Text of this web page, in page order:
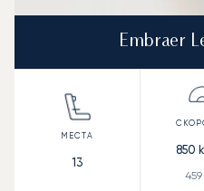
Embraer
13
850
459